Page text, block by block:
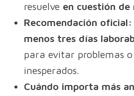
resuelve en cuestión de
Recomendación oficial:
menos tres días
para evitar problemas
inesperados.
Cuándo importa más